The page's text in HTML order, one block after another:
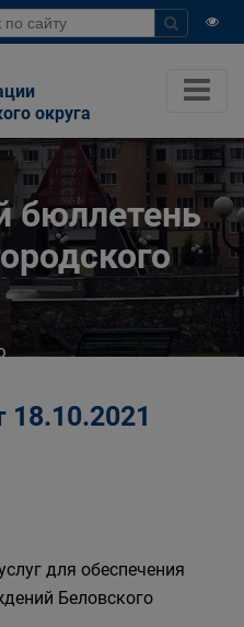
округа
бюллетень
18.10.2021
для обеспечения
Беловского